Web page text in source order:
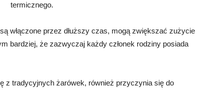
termicznego.
włączone przez dłuższy czas, mogą zwiększać zużycie
bardziej, że zazwyczaj każdy członek rodziny posiada
z tradycyjnych żarówek, również przyczynia się do